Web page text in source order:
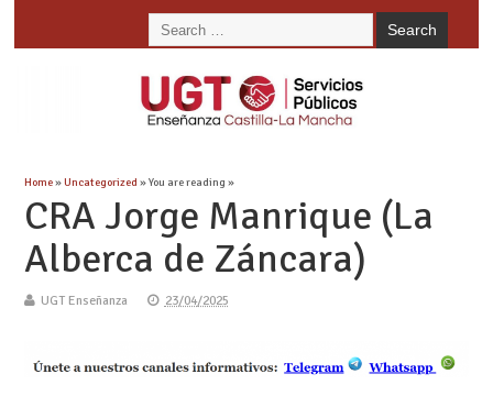
Home»Uncategorized » You are reading »
CRA Jorge Manrique (La
Alberca de Záncara)
UGT Enseñanza 23/04/2025